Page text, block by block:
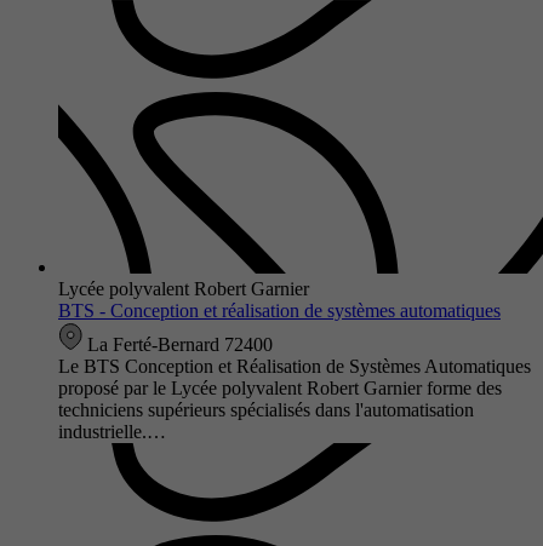
Lycée polyvalent Robert Garnier
BTS - Conception et réalisation de systèmes automatiques
La Ferté-Bernard 72400
Le BTS Conception et Réalisation de Systèmes Automatiques
proposé par le Lycée polyvalent Robert Garnier forme des
techniciens supérieurs spécialisés dans l'automatisation
industrielle.…